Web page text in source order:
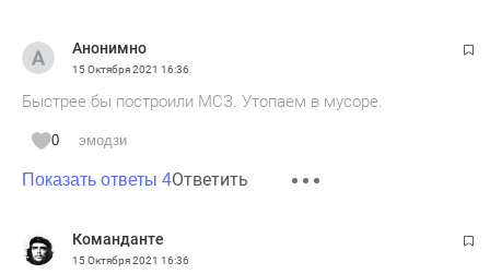
Анонимно
15 Октября 2021 16:36
Быстрее бы построили МСЗ. Утопаем в мусоре.
0 эмодзи
Показать ответы 4Ответить
Команданте
15 Октября 2021 16:36